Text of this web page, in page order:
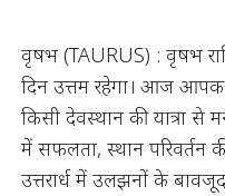
वृषभ (TAURUS) : वृषभ
दिन उत्तम रहेगा। आज
किसी देवस्थान की यात्रा से
में सफलता, स्थान परिवर्तन
उत्तरार्ध में उलझनों के बावजूद